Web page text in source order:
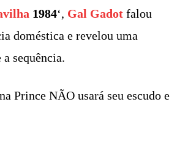
1984‘, Gal Gadot falou
doméstica e revelou uma
sequência.
Prince NÃO usará seu escudo e